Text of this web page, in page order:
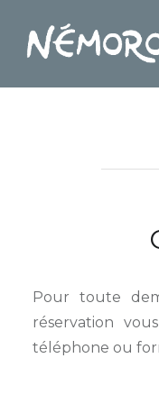
contenu
Némorosa
Pour toute
réservation
téléphone ou